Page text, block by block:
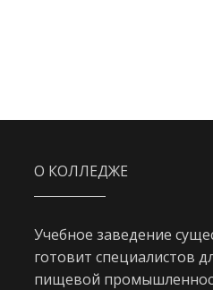
О КОЛЛЕДЖЕ
Учебное заведение
готовит специалистов
пищевой